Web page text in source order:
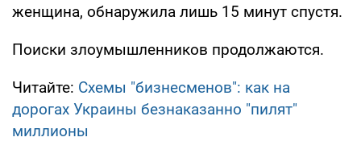
женщина, обнаружила лишь 15 минут спустя.
Поиски злоумышленников продолжаются.
Читайте: Схемы "бизнесменов": как на
дорогах Украины безнаказанно "пилят"
миллионы